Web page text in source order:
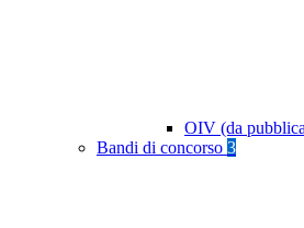
OIV (da
Bandi di concorso 3